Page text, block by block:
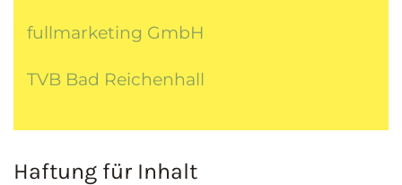
fullmarketing GmbH
TVB Bad Reichenhall
Haftung für Inhalt